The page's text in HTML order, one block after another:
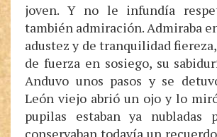
joven. Y no le infundía
también admiración. Admiraba
adustez y de tranquilidad
de fuerza en sosiego, su
Anduvo unos pasos y se
León viejo abrió un ojo y lo
pupilas estaban ya nubladas
conservaban todavía un